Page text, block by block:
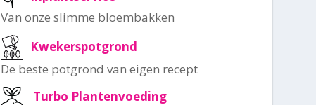
Van onze slimme bloembakken
Kwekerspotgrond
De beste potgrond van eigen recept
Turbo Plantenvoeding